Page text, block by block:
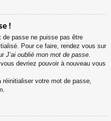
!
de passe ne puisse pas être
Pour ce faire, rendez vous sur
J’ai oublié mon mot de passe.
devriez pouvoir à nouveau vous
votre mot de passe,